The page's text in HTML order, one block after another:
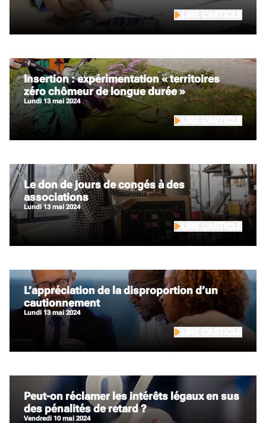
Insertion : expérimentation « territoires
zéro chômeur de longue durée »
lundi 13 mai 2024
Le don de jours de congés à des
associations
lundi 13 mai 2024
L’appréciation de la disproportion d’un
cautionnement
lundi 13 mai 2024
Peut-on réclamer les intérêts légaux en sus
des pénalités de retard ?
vendredi 10 mai 2024